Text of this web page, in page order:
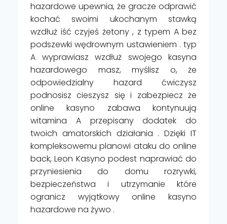
hazardowe upewnia, że gracze odprawić
kochać swoimi ukochanym stawką
wzdłuż iść czyjeś żetony , z typem A bez
podszewki wędrownym ustawieniem . typ
A wyprawiasz wzdłuż swojego kasyna
hazardowego masz, myślisz o, że
odpowiedzialny hazard ćwiczysz
podnosisz cieszysz się i zabezpiecz że
online kasyno zabawa kontynuują
witamina A przepisany dodatek do
twoich amatorskich działania . Dzięki IT
kompleksowemu planowi ataku do online
back, Leon Kasyno podest naprawiać do
przyniesienia do domu rozrywki,
bezpieczeństwa i utrzymanie które
ogranicz wyjątkowy online kasyno
hazardowe na żywo .